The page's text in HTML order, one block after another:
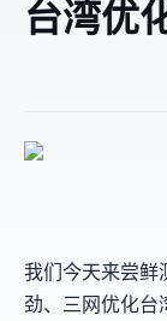
Neburst 台
我们今天来尝鲜
劲、三网优化台